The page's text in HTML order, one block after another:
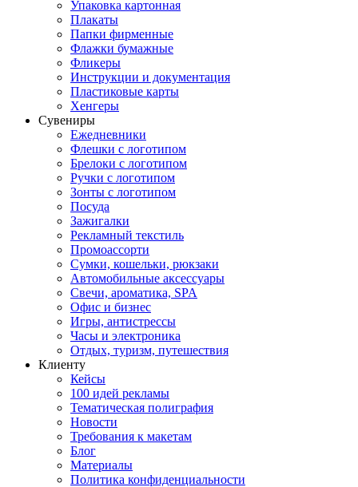
Упаковка картонная
Плакаты
Папки фирменные
Флажки бумажные
Фликеры
Инструкции и документация
Пластиковые карты
Хенгеры
Сувениры
Ежедневники
Флешки с логотипом
Брелоки с логотипом
Ручки с логотипом
Зонты с логотипом
Посуда
Зажигалки
Рекламный текстиль
Промоассорти
Сумки, кошельки, рюкзаки
Автомобильные аксессуары
Свечи, ароматика, SPA
Офис и бизнес
Игры, антистрессы
Часы и электроника
Отдых, туризм, путешествия
Клиенту
Кейсы
100 идей рекламы
Тематическая полиграфия
Новости
Требования к макетам
Блог
Материалы
Политика конфиденциальности